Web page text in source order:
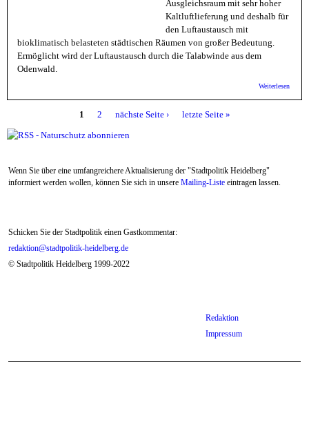
Ausgleichsraum mit sehr hoher
Kaltluftlieferung und deshalb für
den Luftaustausch mit
bioklimatisch belasteten städtischen Räumen von großer Bedeutung.
Ermöglicht wird der Luftaustausch durch die Talabwinde aus dem
Odenwald.
Weiterlesen
1 2 nächste Seite › letzte Seite »
Wenn Sie über eine umfangreichere Aktualisierung der "Stadtpolitik Heidelberg"
informiert werden wollen, können Sie sich in unsere Mailing-Liste eintragen lassen.
Schicken Sie der Stadtpolitik einen Gastkommentar:
redaktion@stadtpolitik-heidelberg.de
© Stadtpolitik Heidelberg 1999-2022
Redaktion
Impressum